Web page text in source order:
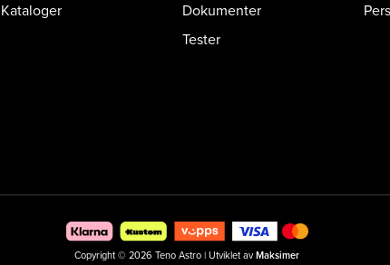
Kataloger
Dokumenter
Tester
Copyright © 2026 Teno Astro | Utviklet avMaksimer